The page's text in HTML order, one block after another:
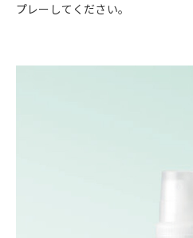
プレーしてください。